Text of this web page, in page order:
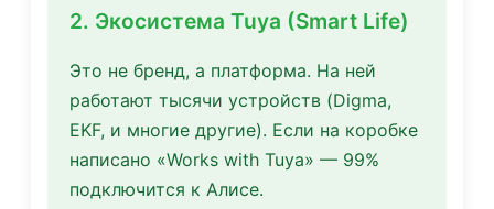
2. Экосистема Tuya (Smart Life)
Это не бренд, а платформа. На ней
работают тысячи устройств (Digma,
EKF, и многие другие). Если на коробке
написано «Works with Tuya» — 99%
подключится к Алисе.